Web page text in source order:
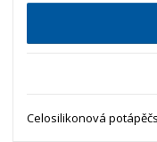
Celosilikonová